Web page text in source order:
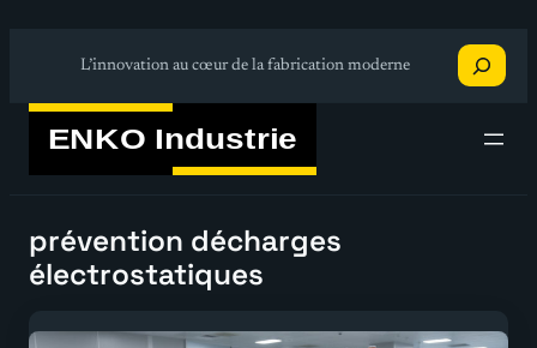
L’innovation au cœur de la fabrication moderne
Recherche
prévention décharges
électrostatiques